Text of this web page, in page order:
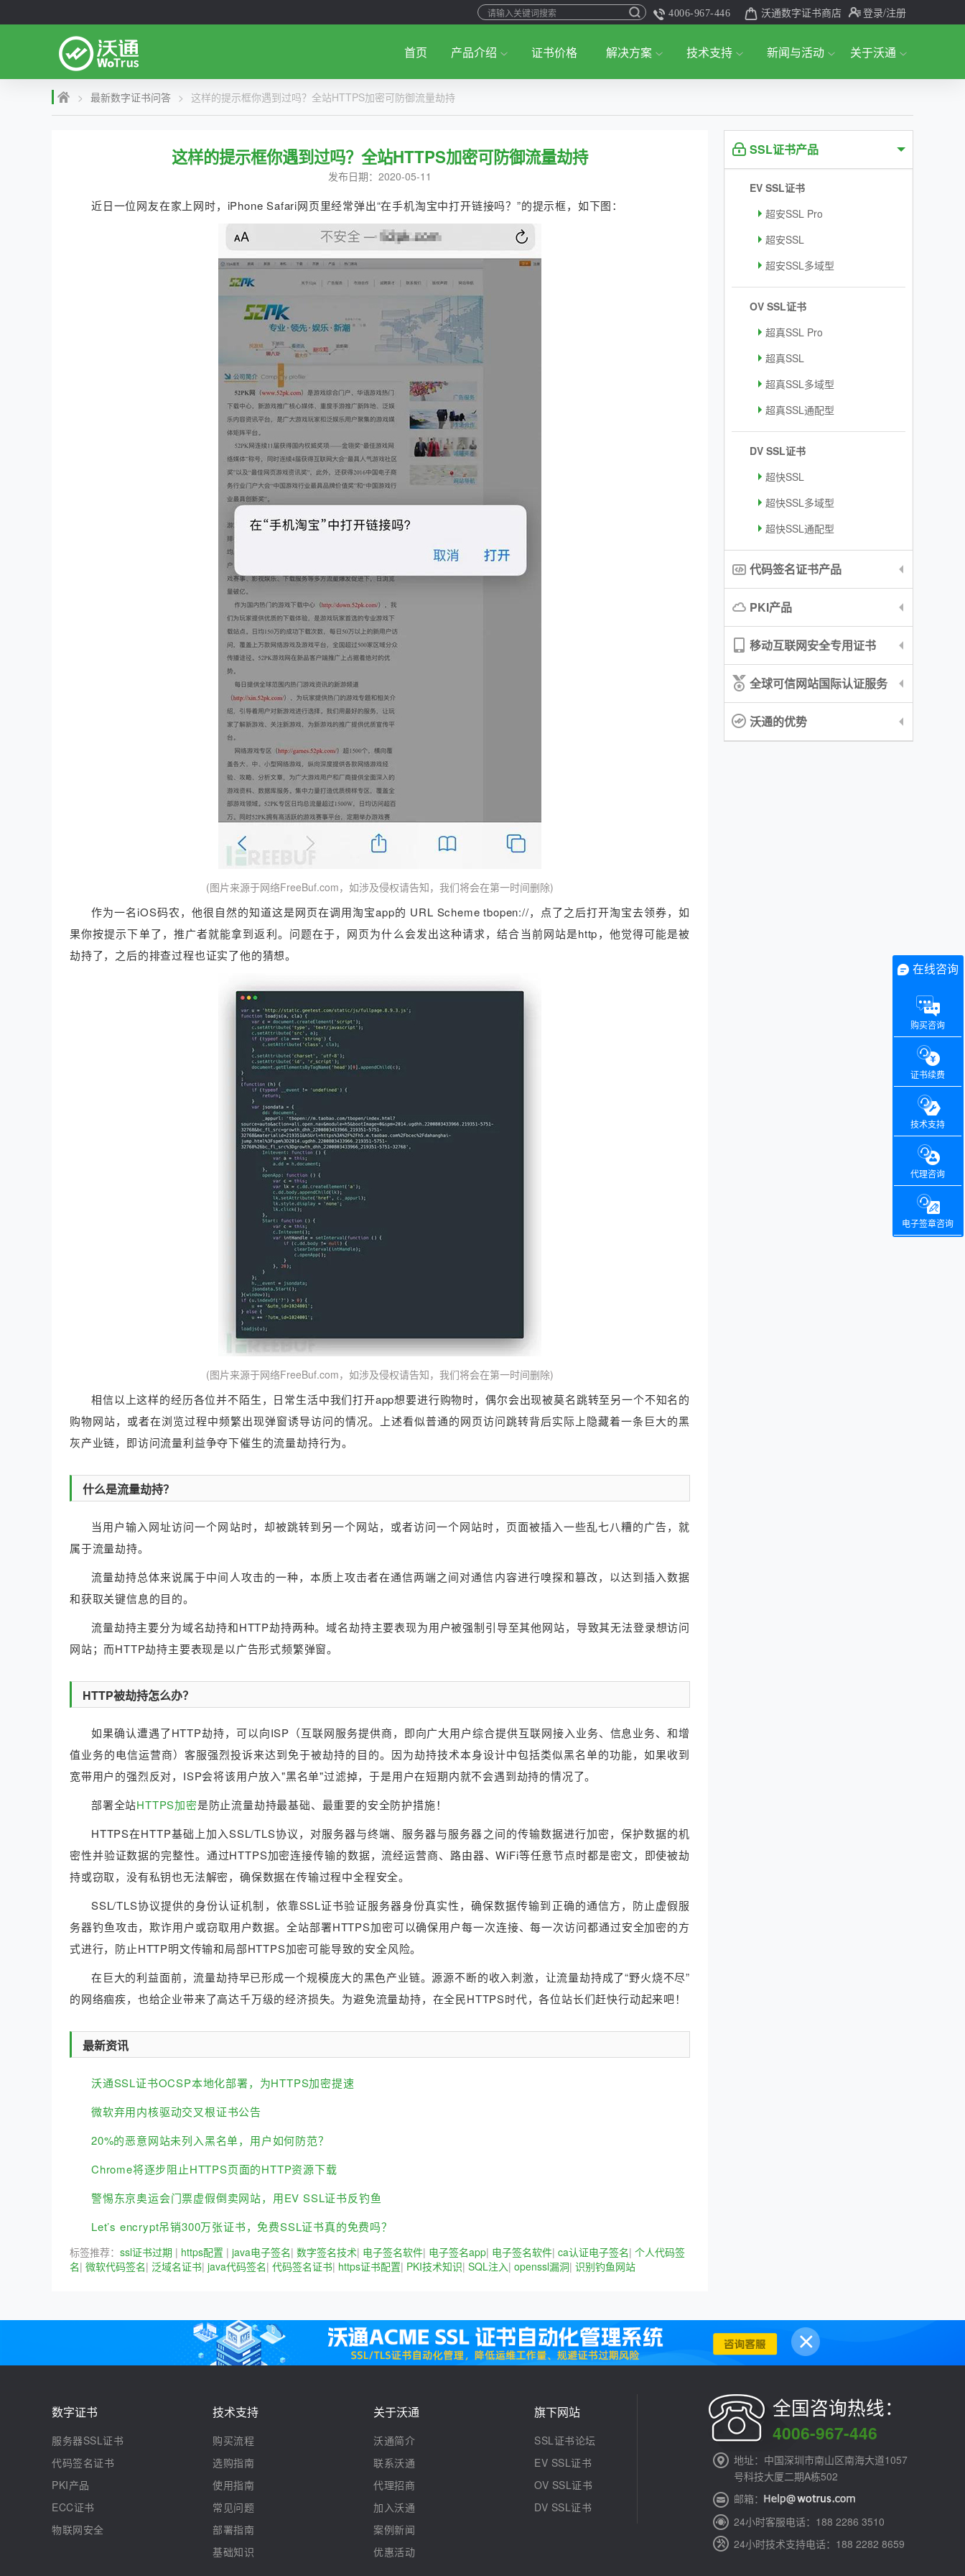
4006-967-446 沃通数字证书商店 登录/注册
首页 产品介绍 证书价格 解决方案 技术支持 新闻与活动 关于沃通
> 最新数字证书问答 > 这样的提示框你遇到过吗？全站HTTPS加密可防御流量劫持
这样的提示框你遇到过吗？全站HTTPS加密可防御流量劫持
发布日期：2020-05-11
近日一位网友在家上网时，iPhone Safari网页里经常弹出“在手机淘宝中打开链接吗？”的提示框，如下图：
(图片来源于网络FreeBuf.com，如涉及侵权请告知，我们将会在第一时间删除)
作为一名iOS码农，他很自然的知道这是网页在调用淘宝app的 URL Scheme tbopen://，点了之后打开淘宝去领券，如
果你按提示下单了，推广者就能拿到返利。问题在于，网页为什么会发出这种请求，结合当前网站是http，他觉得可能是被
劫持了，之后的排查过程也证实了他的猜想。
(图片来源于网络FreeBuf.com，如涉及侵权请告知，我们将会在第一时间删除)
相信以上这样的经历各位并不陌生，日常生活中我们打开app想要进行购物时，偶尔会出现被莫名跳转至另一个不知名的
购物网站，或者在浏览过程中频繁出现弹窗诱导访问的情况。上述看似普通的网页访问跳转背后实际上隐藏着一条巨大的黑
灰产业链，即访问流量利益争夺下催生的流量劫持行为。
什么是流量劫持？
当用户输入网址访问一个网站时，却被跳转到另一个网站，或者访问一个网站时，页面被插入一些乱七八糟的广告，就
属于流量劫持。
流量劫持总体来说属于中间人攻击的一种，本质上攻击者在通信两端之间对通信内容进行嗅探和篡改，以达到插入数据
和获取关键信息的目的。
流量劫持主要分为域名劫持和HTTP劫持两种。域名劫持主要表现为用户被强制引导至其他网站，导致其无法登录想访问
网站；而HTTP劫持主要表现是以广告形式频繁弹窗。
HTTP被劫持怎么办？
如果确认遭遇了HTTP劫持，可以向ISP（互联网服务提供商，即向广大用户综合提供互联网接入业务、信息业务、和增
值业务的电信运营商）客服强烈投诉来达到免于被劫持的目的。因为劫持技术本身设计中包括类似黑名单的功能，如果收到
宽带用户的强烈反对，ISP会将该用户放入"黑名单"过滤掉，于是用户在短期内就不会遇到劫持的情况了。
部署全站HTTPS加密是防止流量劫持最基础、最重要的安全防护措施！
HTTPS在HTTP基础上加入SSL/TLS协议，对服务器与终端、服务器与服务器之间的传输数据进行加密，保护数据的机
密性并验证数据的完整性。通过HTTPS加密连接传输的数据，流经运营商、路由器、WiFi等任意节点时都是密文，即使被劫
持或窃取，没有私钥也无法解密，确保数据在传输过程中全程安全。
SSL/TLS协议提供的身份认证机制，依靠SSL证书验证服务器身份真实性，确保数据传输到正确的通信方，防止虚假服
务器钓鱼攻击，欺诈用户或窃取用户数据。全站部署HTTPS加密可以确保用户每一次连接、每一次访问都通过安全加密的方
式进行，防止HTTP明文传输和局部HTTPS加密可能导致的安全风险。
在巨大的利益面前，流量劫持早已形成一个规模庞大的黑色产业链。源源不断的收入刺激，让流量劫持成了“野火烧不尽”
的网络痼疾，也给企业带来了高达千万级的经济损失。为避免流量劫持，在全民HTTPS时代，各位站长们赶快行动起来吧！
最新资讯
沃通SSL证书OCSP本地化部署，为HTTPS加密提速
微软弃用内核驱动交叉根证书公告
20%的恶意网站未列入黑名单，用户如何防范？
Chrome将逐步阻止HTTPS页面的HTTP资源下载
警惕东京奥运会门票虚假倒卖网站，用EV SSL证书反钓鱼
Let’s encrypt吊销300万张证书，免费SSL证书真的免费吗？
标签推荐： ssl证书过期 | https配置 | java电子签名| 数字签名技术| 电子签名软件| 电子签名app| 电子签名软件| ca认证电子签名| 个人代码签
名| 微软代码签名| 泛域名证书| java代码签名| 代码签名证书| https证书配置| PKI技术知识| SQL注入| openssl漏洞| 识别钓鱼网站
SSL证书产品
EV SSL证书
超安SSL Pro
超安SSL
超安SSL多域型
OV SSL证书
超真SSL Pro
超真SSL
超真SSL多域型
超真SSL通配型
DV SSL证书
超快SSL
超快SSL多域型
超快SSL通配型
代码签名证书产品
PKI产品
移动互联网安全专用证书
全球可信网站国际认证服务
沃通的优势
数字证书
服务器SSL证书
代码签名证书
PKI产品
ECC证书
物联网安全
技术支持
购买流程
选购指南
使用指南
常见问题
部署指南
基础知识
关于沃通
沃通简介
联系沃通
代理招商
加入沃通
案例新闻
优惠活动
旗下网站
SSL证书论坛
EV SSL证书
OV SSL证书
DV SSL证书
全国咨询热线：
4006-967-446
地址：中国深圳市南山区南海大道1057
号科技大厦二期A栋502
邮箱：
24小时客服电话：188 2286 3510
24小时技术支持电话：188 2282 8659
在线咨询
购买咨询
证书续费
技术支持
代理咨询
电子签章咨询